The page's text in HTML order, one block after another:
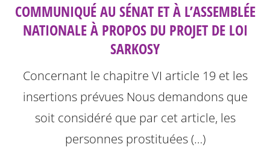
COMMUNIQUÉ AU SÉNAT ET À L’ASSEMBLÉE
NATIONALE À PROPOS DU PROJET DE LOI
SARKOSY
Concernant le chapitre VI article 19 et les
insertions prévues Nous demandons que
soit considéré que par cet article, les
personnes prostituées (…)